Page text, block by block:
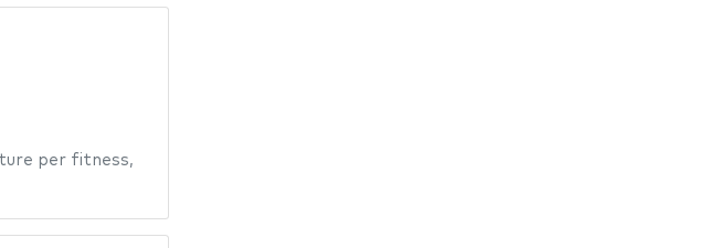
per fitness,